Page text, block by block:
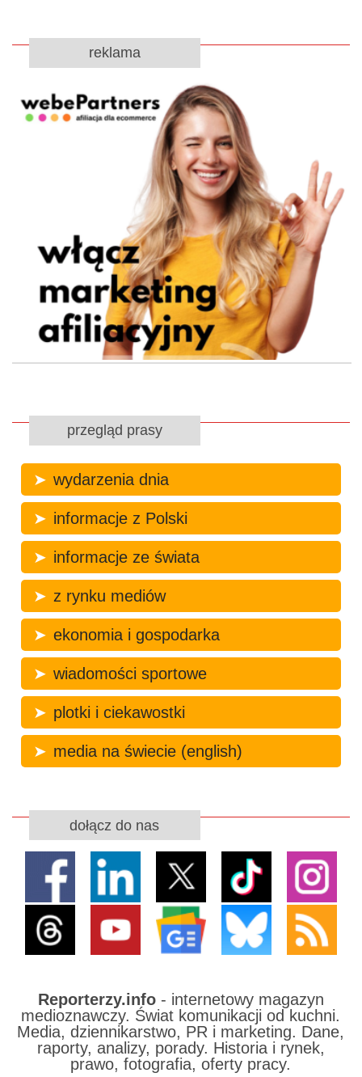
reklama
przegląd prasy
wydarzenia dnia
informacje z Polski
informacje ze świata
z rynku mediów
ekonomia i gospodarka
wiadomości sportowe
plotki i ciekawostki
media na świecie (english)
dołącz do nas
Reporterzy.info- internetowy magazyn
medioznawczy. Świat komunikacji od kuchni.
Media, dziennikarstwo, PR i marketing. Dane,
raporty, analizy, porady. Historia i rynek,
prawo, fotografia, oferty pracy.